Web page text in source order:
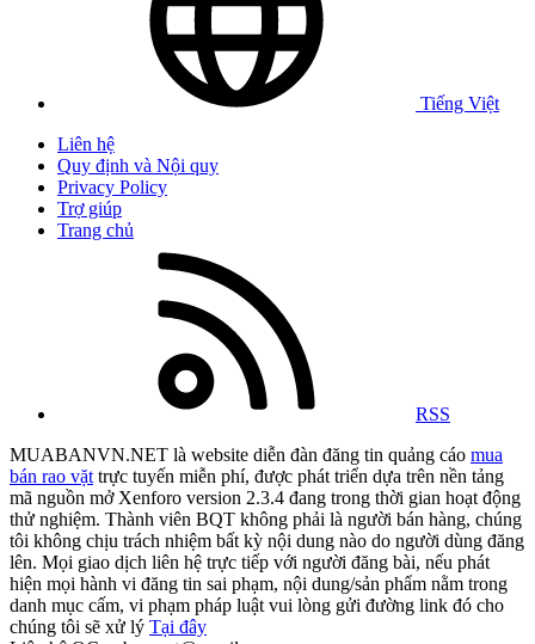
Tiếng Việt
Liên hệ
Quy định và Nội quy
Privacy Policy
Trợ giúp
Trang chủ
RSS
MUABANVN.NET là website diễn đàn đăng tin quảng cáo mua
bán rao vặttrực tuyến miễn phí, được phát triển dựa trên nền tảng
mã nguồn mở Xenforo version 2.3.4 đang trong thời gian hoạt động
thử nghiệm. Thành viên BQT không phải là người bán hàng, chúng
tôi không chịu trách nhiệm bất kỳ nội dung nào do người dùng đăng
lên. Mọi giao dịch liên hệ trực tiếp với người đăng bài, nếu phát
hiện mọi hành vi đăng tin sai phạm, nội dung/sản phẩm nằm trong
danh mục cấm, vi phạm pháp luật vui lòng gửi đường link đó cho
chúng tôi sẽ xử lý Tại đây